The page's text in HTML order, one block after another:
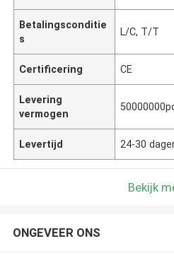
Betalingsconditie
s
L/C, T/T
Certificering CE
Levering
vermogen
Levertijd 24-30
Bekijk
ONGEVEER ONS